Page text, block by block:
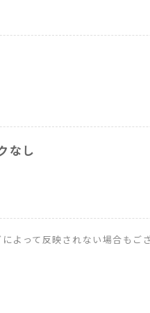
なし
よって反映されない場合もござ